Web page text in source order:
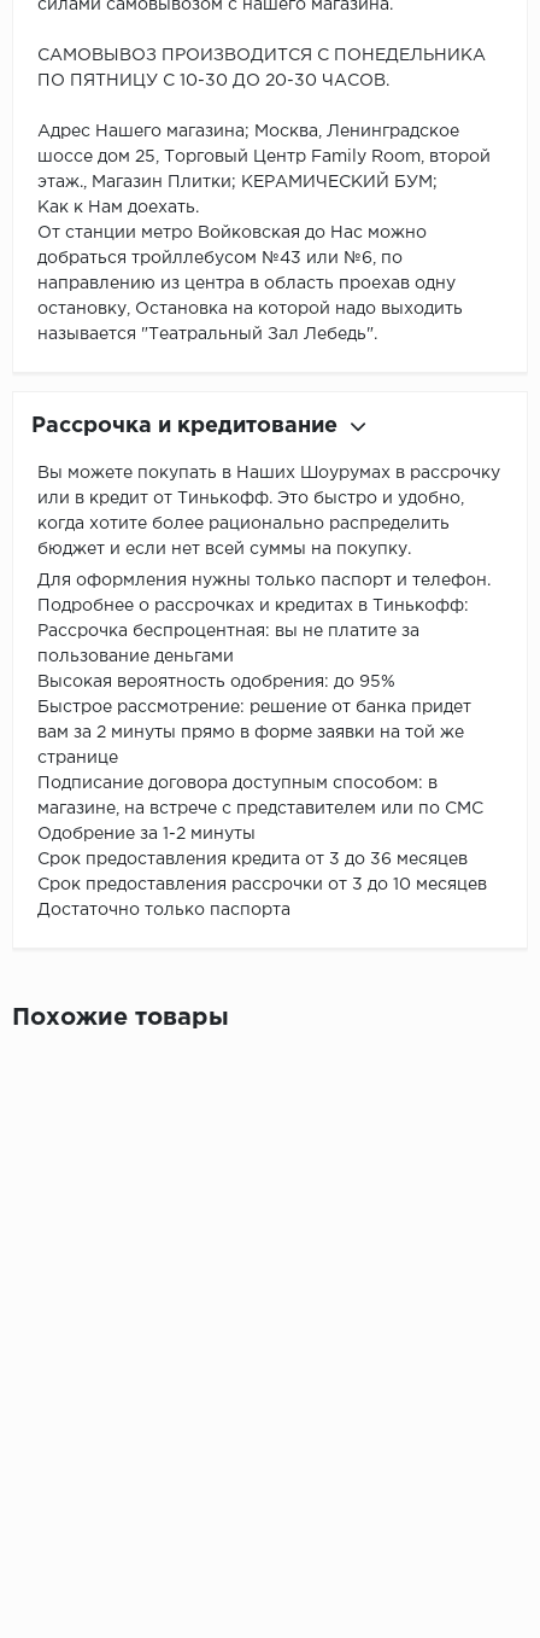
силами самовывозом с нашего магазина.
САМОВЫВОЗ ПРОИЗВОДИТСЯ С ПОНЕДЕЛЬНИКА
ПО ПЯТНИЦУ С 10-30 ДО 20-30 ЧАСОВ.
Адрес Нашего магазина; Москва, Ленинградское
шоссе дом 25, Торговый Центр Family Room, второй
этаж., Магазин Плитки; КЕРАМИЧЕСКИЙ БУМ;
Как к Нам доехать.
От станции метро Войковская до Нас можно
добраться тройллебусом №43 или №6, по
направлению из центра в область проехав одну
остановку, Остановка на которой надо выходить
называется "Театральный Зал Лебедь".
Рассрочка и кредитование
Вы можете покупать в Наших Шоурумах в рассрочку
или в кредит от Тинькофф. Это быстро и удобно,
когда хотите более рационально распределить
бюджет и если нет всей суммы на покупку.
Для оформления нужны только паспорт и телефон.
Подробнее о рассрочках и кредитах в Тинькофф:
Рассрочка беспроцентная: вы не платите за
пользование деньгами
Высокая вероятность одобрения: до 95%
Быстрое рассмотрение: решение от банка придет
вам за 2 минуты прямо в форме заявки на той же
странице
Подписание договора доступным способом: в
магазине, на встрече с представителем или по СМС
Одобрение за 1-2 минуты
Срок предоставления кредита от 3 до 36 месяцев
Срок предоставления рассрочки от 3 до 10 месяцев
Достаточно только паспорта
Похожие товары